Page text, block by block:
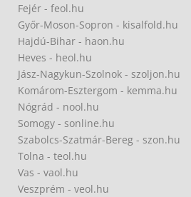
Fejér - feol.hu
Győr-Moson-Sopron - kisalfold.hu
Hajdú-Bihar - haon.hu
Heves - heol.hu
Jász-Nagykun-Szolnok - szoljon.hu
Komárom-Esztergom - kemma.hu
Nógrád - nool.hu
Somogy - sonline.hu
Szabolcs-Szatmár-Bereg - szon.hu
Tolna - teol.hu
Vas - vaol.hu
Veszprém - veol.hu